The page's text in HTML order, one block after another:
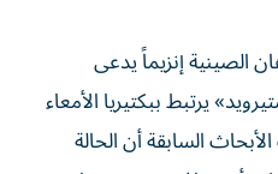
إنزيماً يدعى
يرتبط ببكتيريا الأمعاء
السابقة أن الحالة